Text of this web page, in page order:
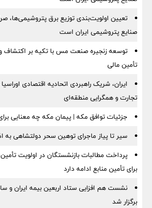
تعیین اولویت‌بندی توزیع برق پتروشیمی‌ها،
صنایع پتروشیمی ایران است
توسعه زنجیره صنعت مس با تکیه بر اکتشاف
تأمین مالی
ایران، شریک راهبردی اتحادیه اقتصادی
تجارت و همگرایی منطقه‌ای
جزئیات توافق مکه | پیمان مکه چه معنایی
سیر تا پیاز ماجرای توهین سحر دولتشاهی به
پرداخت مطالبات بازنشستگان در اولویت
برای تأمین منابع ادامه دارد
نشست هم افزایی ستاد اربعین بیمه ایران و
برگزار شد